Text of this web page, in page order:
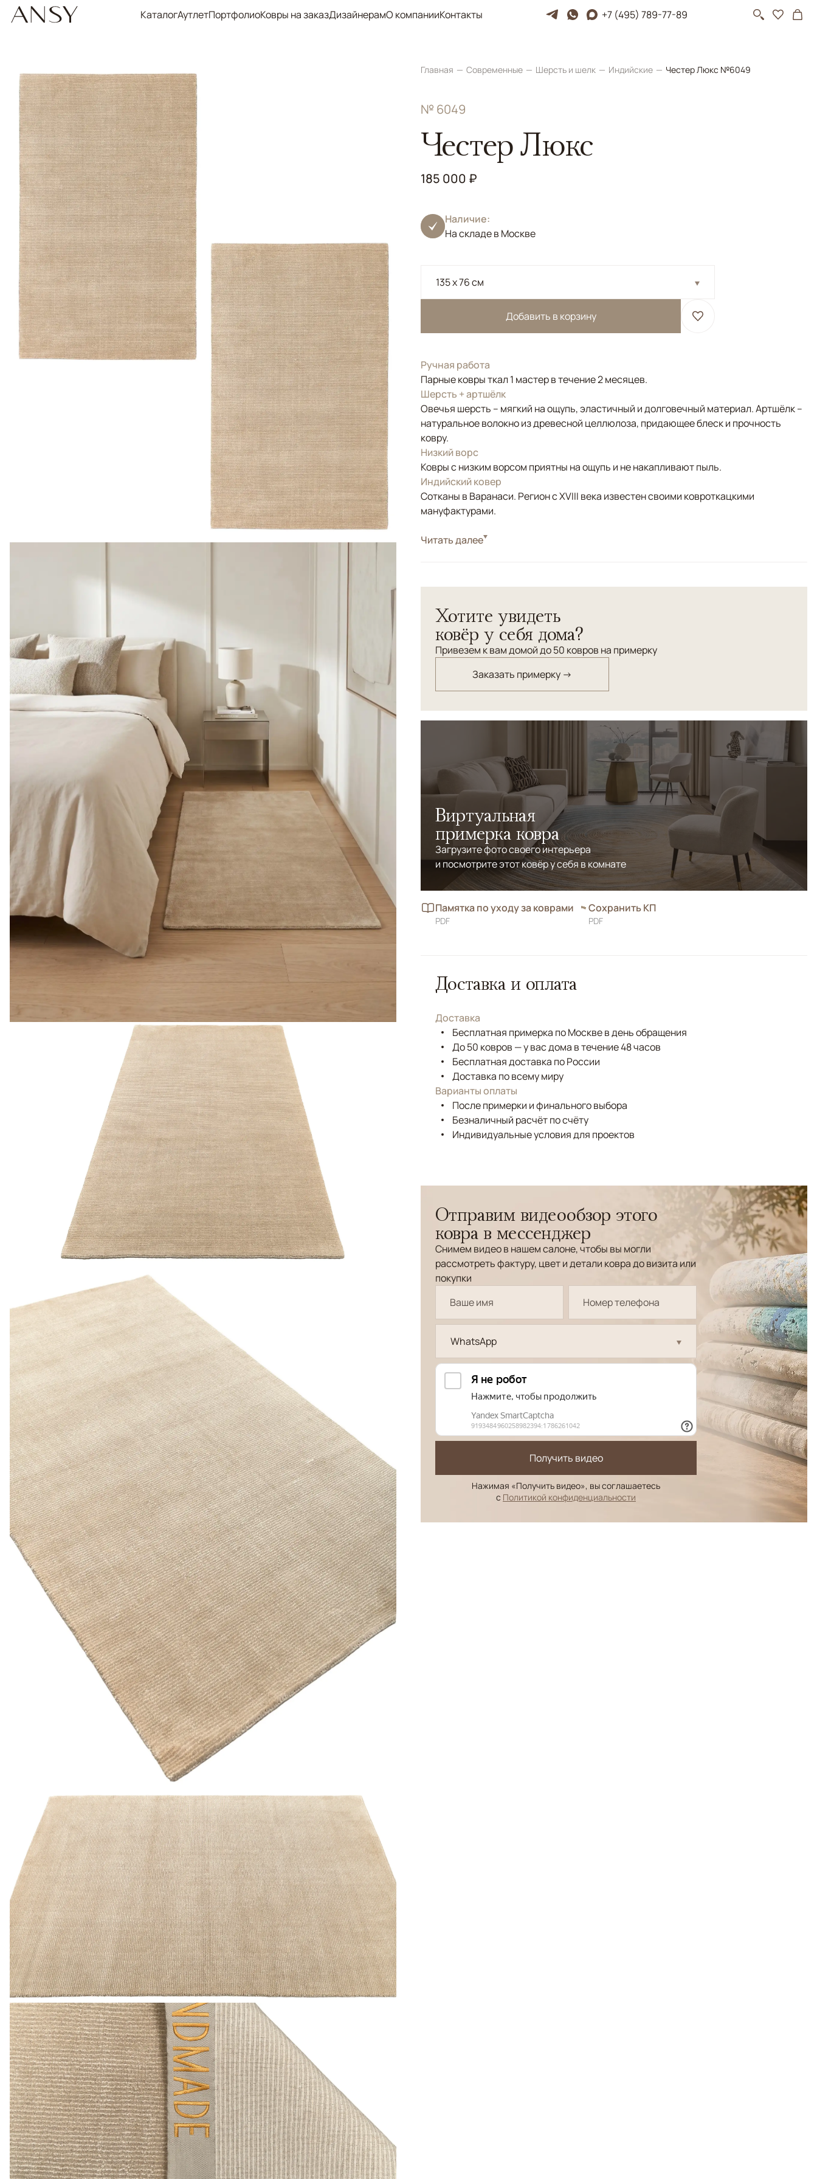
КаталогАутлетПортфолиоКовры на заказДизайнерамО компанииКонтакты +7 (495) 789-77-89
Главная Современные Шерсть и шелк Индийские Честер Люкс №6049
№ 6049
Честер Люкс
185 000 ₽
Наличие:
На складе в Москве
135 x 76 см
Добавить в корзину
Ручная работа
Парные ковры ткал 1 мастер в течение 2 месяцев.
Шерсть + артшёлк
Овечья шерсть – мягкий на ощупь, эластичный и долговечный материал. Артшёлк –
натуральное волокно из древесной целлюлоза, придающее блеск и прочность
ковру.
Низкий ворс
Ковры с низким ворсом приятны на ощупь и не накапливают пыль.
Индийский ковер
Сотканы в Варанаси. Регион с XVIII века известен своими ковроткацкими
мануфактурами.
СтильСовременные
интерьеров, где важны статус, тактильность и глубина материала. Лаконичный
дизайн и благородная текстура делают ковры универсальной основой
пространства, подчёркивающей архитектуру и свет.
Читать далее
Хотите увидеть
ковёр у себя дома?
Привезем к вам домой до 50 ковров на примерку
Заказать примерку →
Виртуальная
примерка ковра
Загрузите фото своего интерьера
и посмотрите этот ковёр у себя в комнате
Памятка по уходу за коврами
PDF
Сохранить КП
PDF
Доставка и оплата
Доставка
Бесплатная примерка по Москве в день обращения
До 50 ковров — у вас дома в течение 48 часов
Бесплатная доставка по России
Доставка по всему миру
Варианты оплаты
После примерки и финального выбора
Безналичный расчёт по счёту
Индивидуальные условия для проектов
Отправим видеообзор этого
ковра в мессенджер
Снимем видео в нашем салоне, чтобы вы могли
рассмотреть фактуру, цвет и детали ковра до визита или
покупки
WhatsApp
Получить видео
Нажимая «Получить видео», вы соглашаетесь
с Политикой конфиденциальности